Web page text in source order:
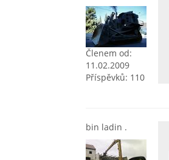
Členem od:
11.02.2009
Příspěvků: 110
bin ladin .